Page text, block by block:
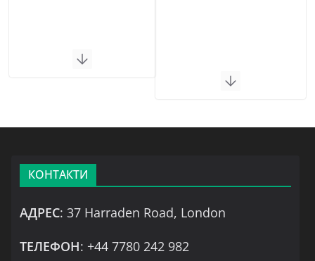
КОНТАКТИ
АДРЕС: 37 Harraden Road, London
ТЕЛЕФОН: +44 7780 242 982